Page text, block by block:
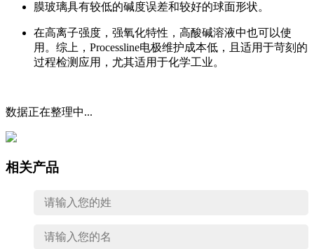
膜玻璃具有较低的碱度误差和较好的球面形状。
在高离子强度，强氧化特性，高酸碱溶液中也可以使
用。 综上，Processline电极维护成本低，且适用于苛刻的
过程检测应用，尤其适用于化学工业。
数据正在整理中...
相关产品